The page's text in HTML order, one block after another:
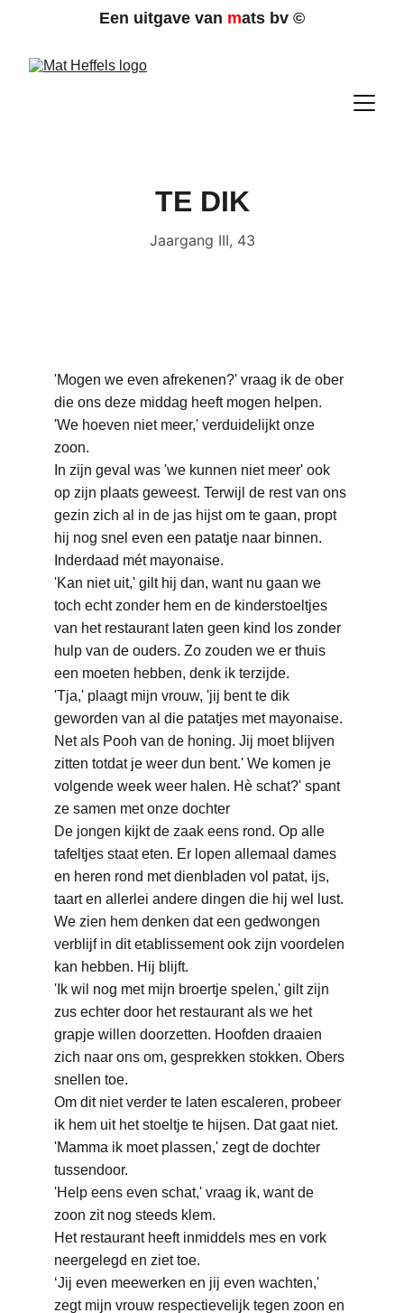
Een uitgave van mats bv ©
TE DIK
Jaargang III, 43
'Mogen we even afrekenen?' vraag ik de ober
die ons deze middag heeft mogen helpen.
'We hoeven niet meer,' verduidelijkt onze
zoon.
In zijn geval was 'we kunnen niet meer' ook
op zijn plaats geweest. Terwijl de rest van ons
gezin zich al in de jas hijst om te gaan, propt
hij nog snel even een patatje naar binnen.
Inderdaad mét mayonaise.
'Kan niet uit,' gilt hij dan, want nu gaan we
toch echt zonder hem en de kinderstoeltjes
van het restaurant laten geen kind los zonder
hulp van de ouders. Zo zouden we er thuis
een moeten hebben, denk ik terzijde.
'Tja,' plaagt mijn vrouw, 'jij bent te dik
geworden van al die patatjes met mayonaise.
Net als Pooh van de honing. Jij moet blijven
zitten totdat je weer dun bent.' We komen je
volgende week weer halen. Hè schat?' spant
ze samen met onze dochter
De jongen kijkt de zaak eens rond. Op alle
tafeltjes staat eten. Er lopen allemaal dames
en heren rond met dienbladen vol patat, ijs,
taart en allerlei andere dingen die hij wel lust.
We zien hem denken dat een gedwongen
verblijf in dit etablissement ook zijn voordelen
kan hebben. Hij blijft.
'Ik wil nog met mijn broertje spelen,' gilt zijn
zus echter door het restaurant als we het
grapje willen doorzetten. Hoofden draaien
zich naar ons om, gesprekken stokken. Obers
snellen toe.
Om dit niet verder te laten escaleren, probeer
ik hem uit het stoeltje te hijsen. Dat gaat niet.
'Mamma ik moet plassen,' zegt de dochter
tussendoor.
'Help eens even schat,' vraag ik, want de
zoon zit nog steeds klem.
Het restaurant heeft inmiddels mes en vork
neergelegd en ziet toe.
‘Jij even meewerken en jij even wachten,'
zegt mijn vrouw respectievelijk tegen zoon en